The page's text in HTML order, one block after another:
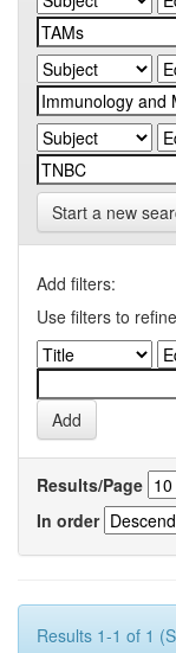
Start a new
Add filters:
Use filters to
Results/Page
In order
Results 1-1 of 1